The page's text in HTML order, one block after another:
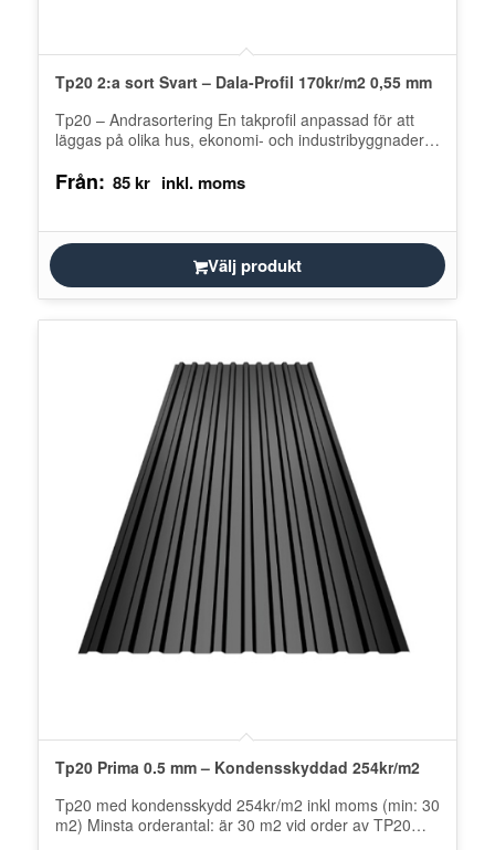
Tp20 2:a sort Svart – Dala-Profil 170kr/m2 0,55 mm
Tp20 – Andrasortering En takprofil anpassad för att
läggas på olika hus, ekonomi- och industribyggnader.
Från: 85kr
Välj produkt
Tp20 Prima 0.5 mm – Kondensskyddad 254kr/m2
Tp20 med kondensskydd 254kr/m2 inkl moms (min: 30
m2) Minsta orderantal: är 30 m2 vid order av TP20